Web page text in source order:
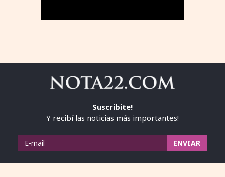
Suscribite!
Y recibí las noticias más importantes!